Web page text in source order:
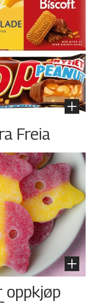
Freia
oppkjøp